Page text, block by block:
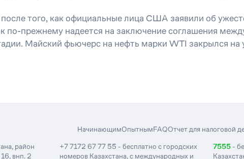
того, как официальные лица США заявили об
по-прежнему надеется на заключение соглашения
Майский фьючерс на нефть марки WTI закрылся
НачинающимОпытнымFAQОтчет для налоговой
район
внп. 2
+7 7172 67 77 55 - бесплатно с городских
номеров Казахстана, с международных и
7555-